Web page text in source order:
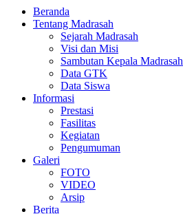
Beranda
Tentang Madrasah
Sejarah Madrasah
Visi dan Misi
Sambutan Kepala Madrasah
Data GTK
Data Siswa
Informasi
Prestasi
Fasilitas
Kegiatan
Pengumuman
Galeri
FOTO
VIDEO
Arsip
Berita